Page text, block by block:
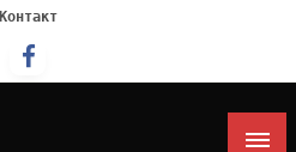
Контакт